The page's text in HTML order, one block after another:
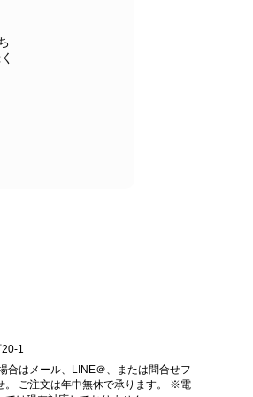
安心いたしました。 「初め
気に召していただけたこと、
回のバッグも「一軍バッ
solo
りがとうございました。
1
合はメール、LINE＠、または問合せフ
。 ご注文は年中無休で承ります。 ※電